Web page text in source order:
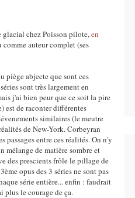
chez Poisson pilote,en
auteur complet (ses
piège abjecte que sont ces
sont très largement en
j'ai bien peur que ce soit la pire
est de raconter différentes
similaires (le meutre
de New-York. Corbeyran
entre ces réalités. On n'y
mélange de matière sombre et
des prescients frôle le pillage de
opus des 3 séries ne sont pas
série entière... enfin : faudrait
plus le courage de ça.